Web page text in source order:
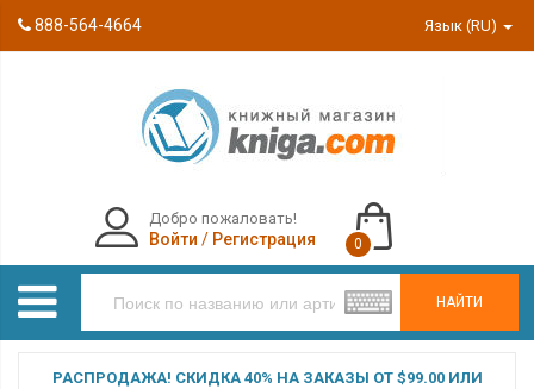
888-564-4664 Язык (RU)
НАЙТИ
Добро пожаловать!
Войти / Регистрация 0
РАСПРОДАЖА! СКИДКА 40% НА ЗАКАЗЫ ОТ $99.00 ИЛИ